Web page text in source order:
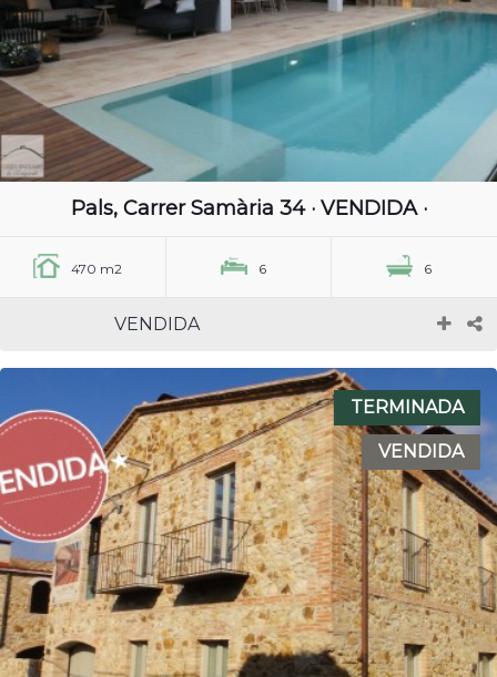
Pals, Carrer Samària 34 · VENDIDA ·
470 m2 6 6
VENDIDA
TERMINADA
VENDIDA